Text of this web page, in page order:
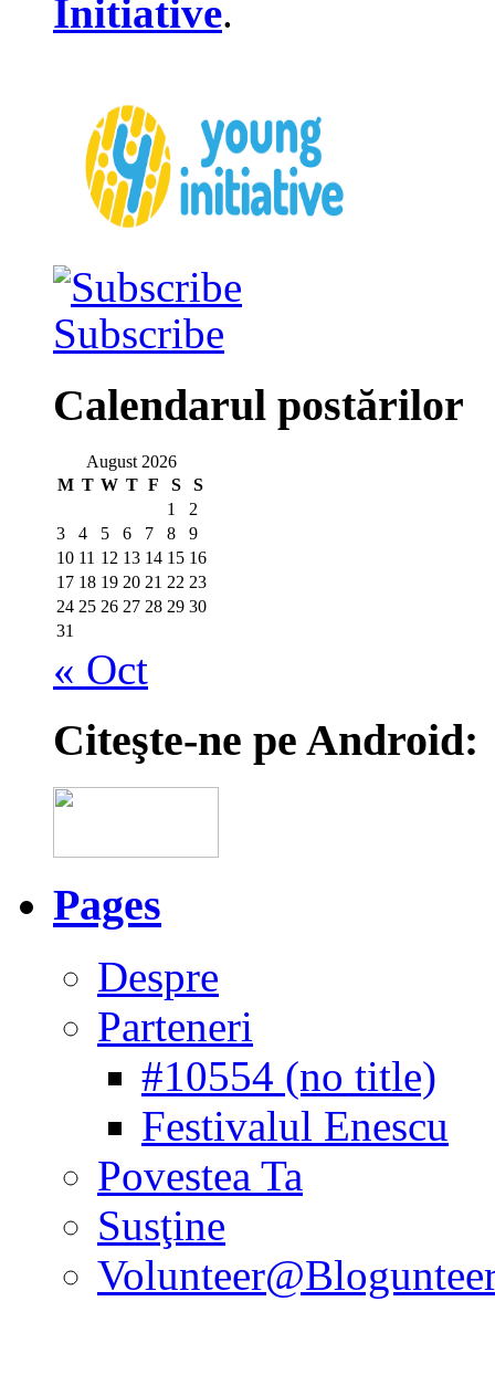
Initiative.
Subscribe
Calendarul postărilor
August 2026
M T W T F S
S
1
2
3
4 5 6 7 8
9
10 11 12 13 14 15 16
17 18 19 20 21 22 23
24 25 26 27 28 29 30
31
« Oct
Citeşte-ne pe Android:
Pages
Despre
Parteneri
#10554 (no title)
Festivalul Enescu
Povestea Ta
Susţine